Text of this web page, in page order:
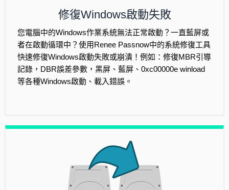
修復Windows啟動失敗
您電腦中的Windows作業系統無法正常啟動？一直藍屏或
者在啟動循環中？使用Renee Passnow中的系統修復工具
快速修復Windows啟動失敗或崩潰！例如：修復MBR引導
記錄，DBR誤差參數，黑屏、藍屏、0xc00000e winload
等各種Windows啟動、載入錯誤。